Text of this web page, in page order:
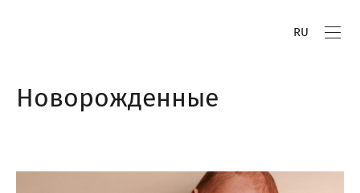
RU
Новорожденные